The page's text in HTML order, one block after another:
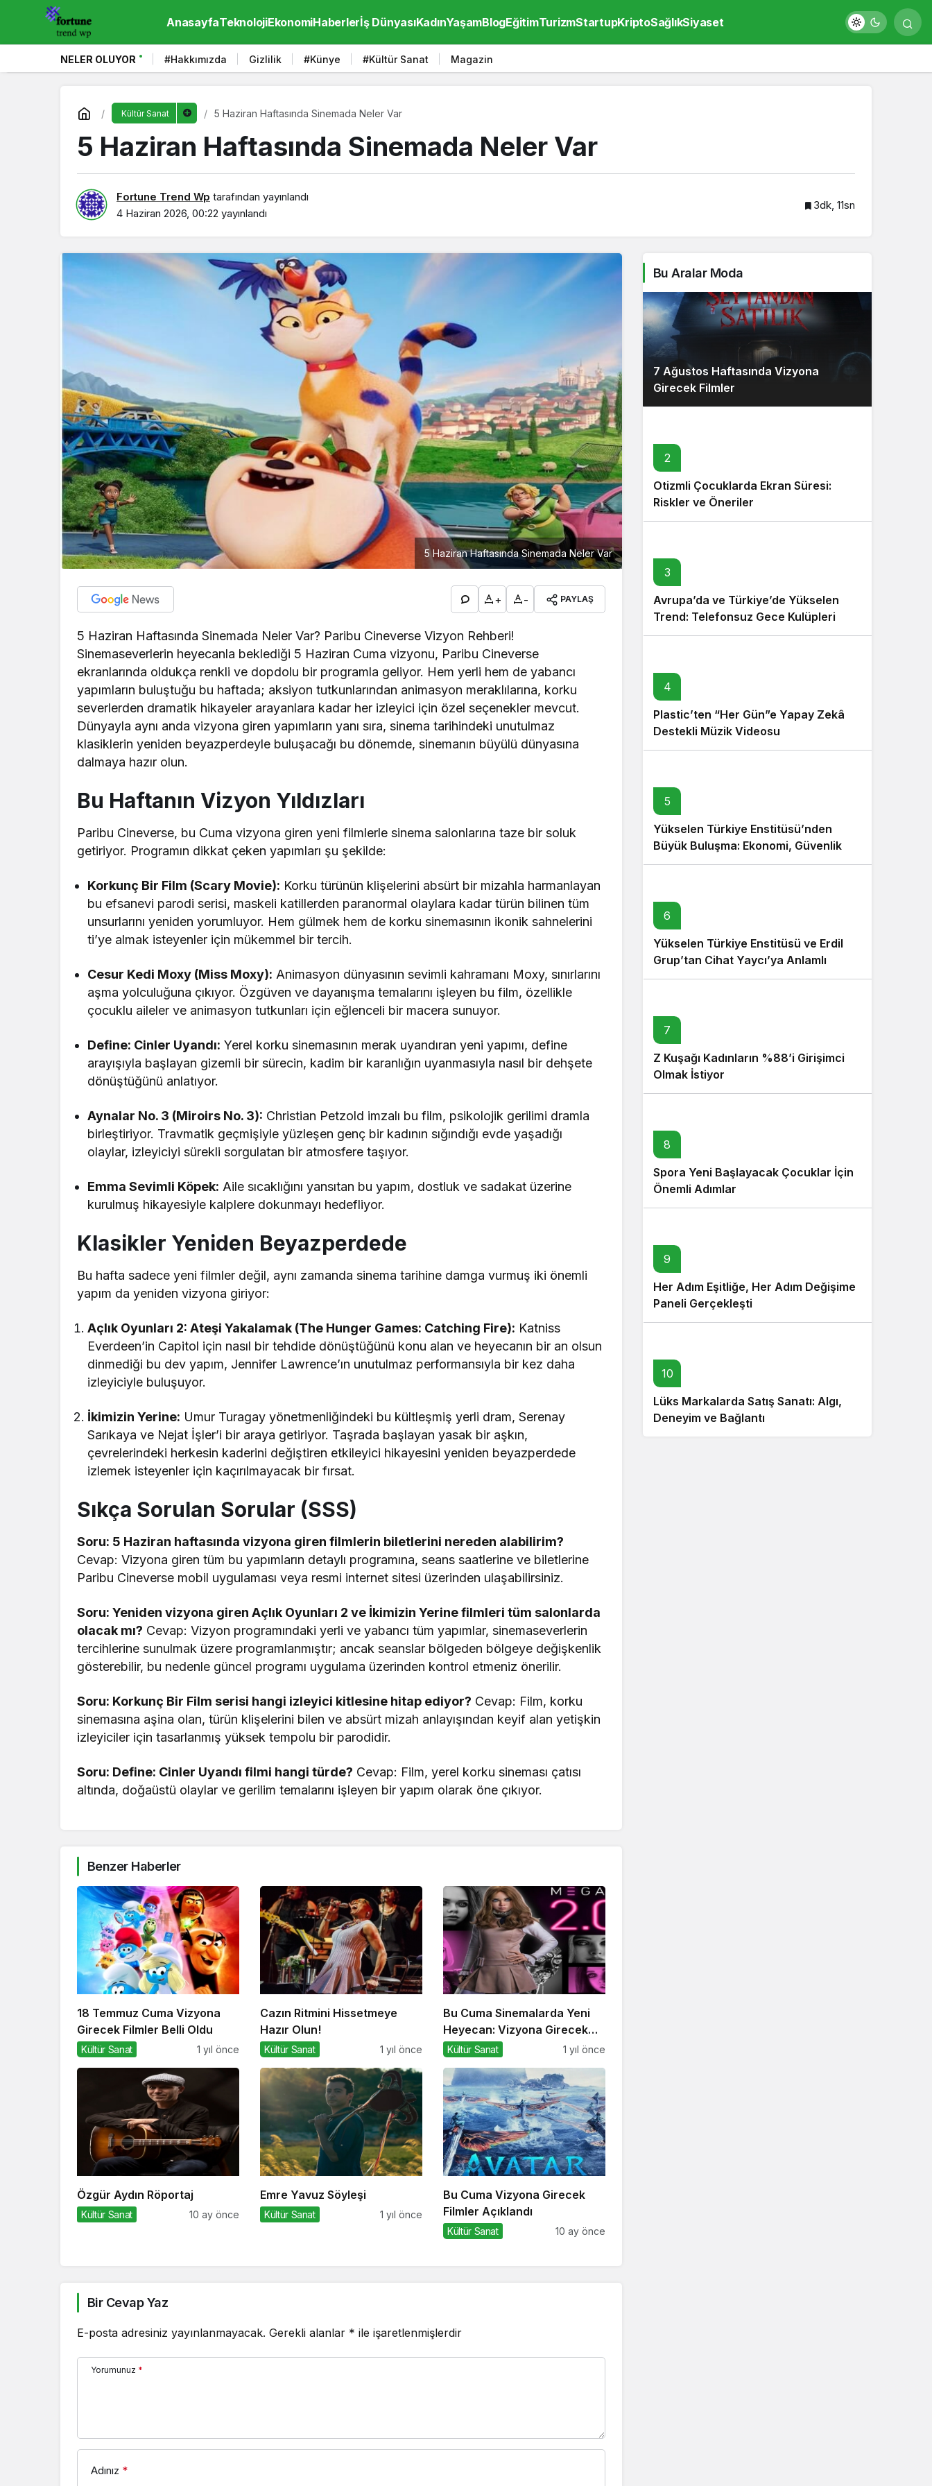
AnasayfaTeknolojiEkonomiHaberlerİş DünyasıKadınYaşamBlogEğitimTurizmStartupKriptoSağlıkSiyaset
NELER OLUYOR #Hakkımızda Gizlilik #Künye #Kültür Sanat Magazin
Kültür Sanat 5 Haziran Haftasında Sinemada Neler Var
5 Haziran Haftasında Sinemada Neler Var
Fortune Trend Wp tarafından yayınlandı
4 Haziran 2026, 00:22 yayınlandı
3dk, 11sn
5 Haziran Haftasında Sinemada Neler Var
+ - PAYLAŞ
5 Haziran Haftasında Sinemada Neler Var? Paribu Cineverse Vizyon Rehberi!
Sinemaseverlerin heyecanla beklediği 5 Haziran Cuma vizyonu, Paribu Cineverse
ekranlarında oldukça renkli ve dopdolu bir programla geliyor. Hem yerli hem de yabancı
yapımların buluştuğu bu haftada; aksiyon tutkunlarından animasyon meraklılarına, korku
severlerden dramatik hikayeler arayanlara kadar her izleyici için özel seçenekler mevcut.
Dünyayla aynı anda vizyona giren yapımların yanı sıra, sinema tarihindeki unutulmaz
klasiklerin yeniden beyazperdeyle buluşacağı bu dönemde, sinemanın büyülü dünyasına
dalmaya hazır olun.
Bu Haftanın Vizyon Yıldızları
Paribu Cineverse, bu Cuma vizyona giren yeni filmlerle sinema salonlarına taze bir soluk
getiriyor. Programın dikkat çeken yapımları şu şekilde:
Korkunç Bir Film (Scary Movie): Korku türünün klişelerini absürt bir mizahla harmanlayan
bu efsanevi parodi serisi, maskeli katillerden paranormal olaylara kadar türün bilinen tüm
unsurlarını yeniden yorumluyor. Hem gülmek hem de korku sinemasının ikonik sahnelerini
ti’ye almak isteyenler için mükemmel bir tercih.
Cesur Kedi Moxy (Miss Moxy): Animasyon dünyasının sevimli kahramanı Moxy, sınırlarını
aşma yolculuğuna çıkıyor. Özgüven ve dayanışma temalarını işleyen bu film, özellikle
çocuklu aileler ve animasyon tutkunları için eğlenceli bir macera sunuyor.
Define: Cinler Uyandı: Yerel korku sinemasının merak uyandıran yeni yapımı, define
arayışıyla başlayan gizemli bir sürecin, kadim bir karanlığın uyanmasıyla nasıl bir dehşete
dönüştüğünü anlatıyor.
Aynalar No. 3 (Miroirs No. 3): Christian Petzold imzalı bu film, psikolojik gerilimi dramla
birleştiriyor. Travmatik geçmişiyle yüzleşen genç bir kadının sığındığı evde yaşadığı
olaylar, izleyiciyi sürekli sorgulatan bir atmosfere taşıyor.
Emma Sevimli Köpek: Aile sıcaklığını yansıtan bu yapım, dostluk ve sadakat üzerine
kurulmuş hikayesiyle kalplere dokunmayı hedefliyor.
Klasikler Yeniden Beyazperdede
Bu hafta sadece yeni filmler değil, aynı zamanda sinema tarihine damga vurmuş iki önemli
yapım da yeniden vizyona giriyor:
Açlık Oyunları 2: Ateşi Yakalamak (The Hunger Games: Catching Fire): Katniss
Everdeen’in Capitol için nasıl bir tehdide dönüştüğünü konu alan ve heyecanın bir an olsun
dinmediği bu dev yapım, Jennifer Lawrence’ın unutulmaz performansıyla bir kez daha
izleyiciyle buluşuyor.
İkimizin Yerine: Umur Turagay yönetmenliğindeki bu kültleşmiş yerli dram, Serenay
Sarıkaya ve Nejat İşler’i bir araya getiriyor. Taşrada başlayan yasak bir aşkın,
çevrelerindeki herkesin kaderini değiştiren etkileyici hikayesini yeniden beyazperdede
izlemek isteyenler için kaçırılmayacak bir fırsat.
Sıkça Sorulan Sorular (SSS)
Soru: 5 Haziran haftasında vizyona giren filmlerin biletlerini nereden alabilirim?
Cevap: Vizyona giren tüm bu yapımların detaylı programına, seans saatlerine ve biletlerine
Paribu Cineverse mobil uygulaması veya resmi internet sitesi üzerinden ulaşabilirsiniz.
Soru: Yeniden vizyona giren Açlık Oyunları 2 ve İkimizin Yerine filmleri tüm salonlarda
olacak mı? Cevap: Vizyon programındaki yerli ve yabancı tüm yapımlar, sinemaseverlerin
tercihlerine sunulmak üzere programlanmıştır; ancak seanslar bölgeden bölgeye değişkenlik
gösterebilir, bu nedenle güncel programı uygulama üzerinden kontrol etmeniz önerilir.
Soru: Korkunç Bir Film serisi hangi izleyici kitlesine hitap ediyor? Cevap: Film, korku
sinemasına aşina olan, türün klişelerini bilen ve absürt mizah anlayışından keyif alan yetişkin
izleyiciler için tasarlanmış yüksek tempolu bir parodidir.
Soru: Define: Cinler Uyandı filmi hangi türde? Cevap: Film, yerel korku sineması çatısı
altında, doğaüstü olaylar ve gerilim temalarını işleyen bir yapım olarak öne çıkıyor.
Benzer Haberler
18 Temmuz Cuma Vizyona
Girecek Filmler Belli Oldu
Kültür Sanat 1 yıl önce
Cazın Ritmini Hissetmeye
Hazır Olun!
Kültür Sanat 1 yıl önce
Bu Cuma Sinemalarda Yeni
Heyecan: Vizyona Girecek
Filmler Belli Oldu
Kültür Sanat 1 yıl önce
Özgür Aydın Röportaj
Kültür Sanat 10 ay önce
Emre Yavuz Söyleşi
Kültür Sanat 1 yıl önce
Bu Cuma Vizyona Girecek
Filmler Açıklandı
Kültür Sanat 10 ay önce
Bir Cevap Yaz
E-posta adresiniz yayınlanmayacak. Gerekli alanlar * ile işaretlenmişlerdir
Yorumunuz *
Adınız *
Bu Aralar Moda
7 Ağustos Haftasında Vizyona
Girecek Filmler
2
Otizmli Çocuklarda Ekran Süresi:
Riskler ve Öneriler
3
Avrupa’da ve Türkiye’de Yükselen
Trend: Telefonsuz Gece Kulüpleri
4
Plastic’ten “Her Gün”e Yapay Zekâ
Destekli Müzik Videosu
5
Yükselen Türkiye Enstitüsü’nden
Büyük Buluşma: Ekonomi, Güvenlik
Politikaları ve Hukuk Konferansı
6
Yükselen Türkiye Enstitüsü ve Erdil
Grup’tan Cihat Yaycı’ya Anlamlı
Ziyaret
7
Z Kuşağı Kadınların %88’i Girişimci
Olmak İstiyor
8
Spora Yeni Başlayacak Çocuklar İçin
Önemli Adımlar
9
Her Adım Eşitliğe, Her Adım Değişime
Paneli Gerçekleşti
10
Lüks Markalarda Satış Sanatı: Algı,
Deneyim ve Bağlantı